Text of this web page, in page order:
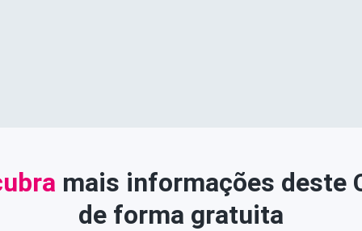
mais informações deste
de forma gratuita